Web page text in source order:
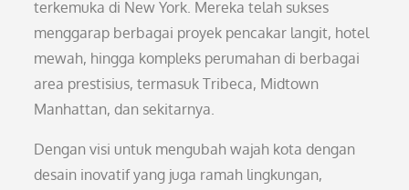
terkemuka di New York. Mereka telah sukses
menggarap berbagai proyek pencakar langit, hotel
mewah, hingga kompleks perumahan di berbagai
area prestisius, termasuk Tribeca, Midtown
Manhattan, dan sekitarnya.
Dengan visi untuk mengubah wajah kota dengan
desain inovatif yang juga ramah lingkungan,